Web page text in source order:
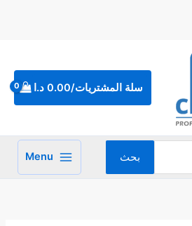
سلة المشتريات/0.00 د.ا
بحث Menu